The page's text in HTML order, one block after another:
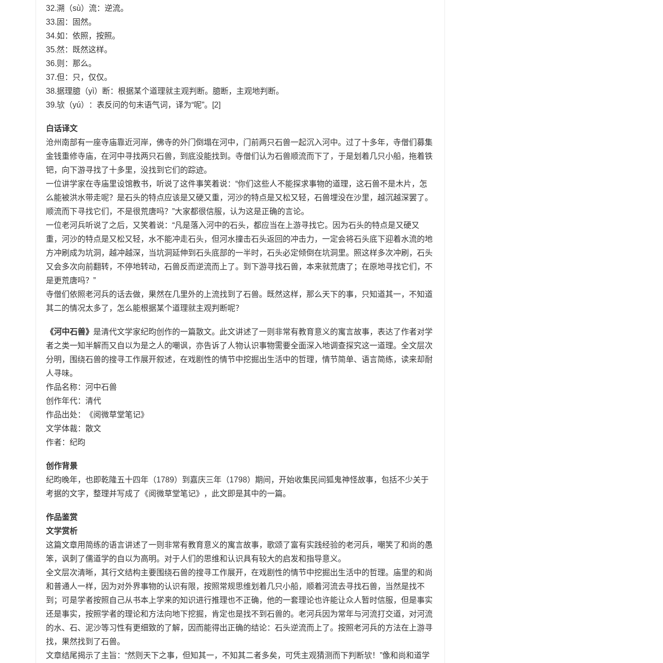
32.溯（sù）流：逆流。
33.固：固然。
34.如：依照，按照。
35.然：既然这样。
36.则：那么。
37.但：只，仅仅。
38.据理臆（yì）断：根据某个道理就主观判断。臆断，主观地判断。
39.欤（yú）：表反问的句末语气词，译为“呢”。[2]
白话译文
沧州南部有一座寺庙靠近河岸，佛寺的外门倒塌在河中，门前两只石兽一起沉入河中。过了十多年，寺僧们募集
金钱重修寺庙，在河中寻找两只石兽，到底没能找到。寺僧们认为石兽顺流而下了，于是划着几只小船，拖着铁
钯，向下游寻找了十多里，没找到它们的踪迹。
一位讲学家在寺庙里设馆教书，听说了这件事笑着说：“你们这些人不能探求事物的道理，这石兽不是木片，怎
么能被洪水带走呢？是石头的特点应该是又硬又重，河沙的特点是又松又轻，石兽埋没在沙里，越沉越深罢了。
顺流而下寻找它们，不是很荒唐吗？”大家都很信服，认为这是正确的言论。
一位老河兵听说了之后，又笑着说：“凡是落入河中的石头，都应当在上游寻找它。因为石头的特点是又硬又
重，河沙的特点是又松又轻，水不能冲走石头，但河水撞击石头返回的冲击力，一定会将石头底下迎着水流的地
方冲刷成为坑洞，越冲越深，当坑洞延伸到石头底部的一半时，石头必定倾倒在坑洞里。照这样多次冲刷，石头
又会多次向前翻转，不停地转动，石兽反而逆流而上了。到下游寻找石兽，本来就荒唐了；在原地寻找它们，不
是更荒唐吗？”
寺僧们依照老河兵的话去做，果然在几里外的上流找到了石兽。既然这样，那么天下的事，只知道其一，不知道
其二的情况太多了，怎么能根据某个道理就主观判断呢？
《河中石兽》 是清代文学家纪昀创作的一篇散文。此文讲述了一则非常有教育意义的寓言故事，表达了作者对学
者之类一知半解而又自以为是之人的嘲讽，亦告诉了人物认识事物需要全面深入地调查探究这一道理。全文层次
分明，围绕石兽的搜寻工作展开叙述，在戏剧性的情节中挖掘出生活中的哲理，情节简单、语言简练，读来却耐
人寻味。
作品名称：河中石兽
创作年代：清代
作品出处：《阅微草堂笔记》
文学体裁：散文
作者：纪昀
创作背景
纪昀晚年，也即乾隆五十四年（1789）到嘉庆三年（1798）期间，开始收集民间狐鬼神怪故事，包括不少关于
考据的文字，整理并写成了《阅微草堂笔记》，此文即是其中的一篇。
作品鉴赏
文学赏析
这篇文章用简练的语言讲述了一则非常有教育意义的寓言故事，歌颂了富有实践经验的老河兵，嘲笑了和尚的愚
笨，讽刺了儒道学的自以为高明。对于人们的思维和认识具有较大的启发和指导意义。
全文层次清晰，其行文结构主要围绕石兽的搜寻工作展开，在戏剧性的情节中挖掘出生活中的哲理。庙里的和尚
和普通人一样，因为对外界事物的认识有限，按照常规思维划着几只小船，顺着河流去寻找石兽，当然是找不
到；可是学者按照自己从书本上学来的知识进行推理也不正确，他的一套理论也许能让众人暂时信服，但是事实
还是事实，按照学者的理论和方法向地下挖掘，肯定也是找不到石兽的。老河兵因为常年与河流打交道，对河流
的水、石、泥沙等习性有更细致的了解，因而能得出正确的结论：石头逆流而上了。按照老河兵的方法在上游寻
找，果然找到了石兽。
文章结尾揭示了主旨：“然则天下之事，但知其一，不知其二者多矣，可凭主观猜测而下判断欤！”像和尚和道学